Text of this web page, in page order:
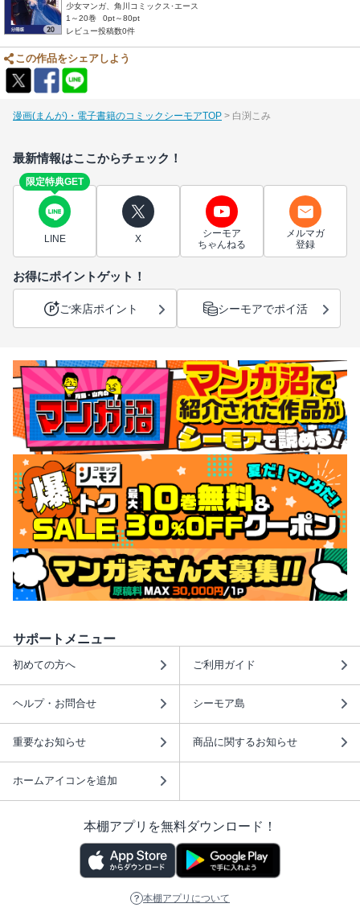
少女マンガ、角川コミックス･エース
1～20巻
0pt～80pt
レビュー投稿数0件
この作品をシェアしよう
漫画(まんが)・電子書籍のコミックシーモアTOP 白渕こみ
最新情報はここからチェック！
限定特典GET
LINE X
シーモア
ちゃんねる
メルマガ
登録
お得にポイントゲット！
ご来店ポイント シーモアでポイ活
サポートメニュー
初めての方へ ご利用ガイド
ヘルプ・お問合せ シーモア島
重要なお知らせ 商品に関するお知らせ
ホームアイコンを追加
本棚アプリを無料ダウンロード！
本棚アプリについて